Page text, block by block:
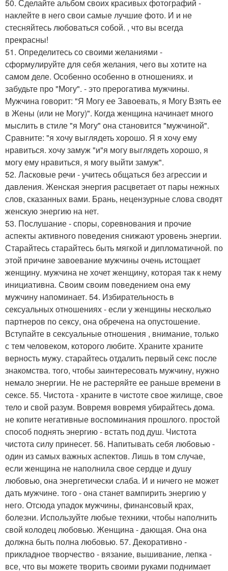
50. Сделайте альбом своих красивых фотографий -
наклейте в него свои самые лучшие фото. И и не
стесняйтесь любоваться собой. , что вы всегда
прекрасны!
51. Определитесь со своими желаниями -
сформулируйте для себя желания, чего вы хотите на
самом деле. Особенно особенно в отношениях. и
забудьте про "Могу". - это прерогатива мужчины.
Мужчина говорит: "Я Могу ее Завоевать, я Могу Взять ее
в Жены (или не Могу)". Когда женщина начинает много
мыслить в стиле "я Могу" она становится "мужчиной".
Сравните: "я хочу выглядеть хорошо. Я я хочу ему
нравиться. хочу замуж "и"я могу выглядеть хорошо, я
могу ему нравиться, я могу выйти замуж".
52. Ласковые речи - учитесь общаться без агрессии и
давления. Женская энергия расцветает от пары нежных
слов, сказанных вами. Брань, нецензурные слова сводят
женскую энергию на нет.
53. Послушание - споры, соревнования и прочие
аспекты активного поведения снижают уровень энергии.
Старайтесь старайтесь быть мягкой и дипломатичной. по
этой причине завоевание мужчины очень истощает
женщину. мужчина не хочет женщину, которая так к нему
инициативна. Своим своим поведением она ему
мужчину напоминает. 54. Избирательность в
сексуальных отношениях - если у женщины несколько
партнеров по сексу, она обречена на опустошение.
Вступайте в сексуальные отношения , внимание, только
с тем человеком, которого любите. Храните храните
верность мужу. старайтесь отдалить первый секс после
знакомства. того, чтобы заинтересовать мужчину, нужно
немало энергии. Не не растеряйте ее раньше времени в
сексе. 55. Чистота - храните в чистоте свое жилище, свое
тело и свой разум. Вовремя вовремя убирайтесь дома.
не копите негативные воспоминания прошлого. простой
способ поднять энергию - встать под душ. Чистота
чистота силу принесет. 56. Напитывать себя любовью -
один из самых важных аспектов. Лишь в том случае,
если женщина не наполнила свое сердце и душу
любовью, она энергетически слаба. И и ничего не может
дать мужчине. того - она станет вампирить энергию у
него. Отсюда упадок мужчины, финансовый крах,
болезни. Используйте любые техники, чтобы наполнить
свой колодец любовью. Женщина - дающая. Она она
должна быть полна любовью. 57. Декоративно -
прикладное творчество - вязание, вышивание, лепка -
все, что вы можете творить своими руками поднимает